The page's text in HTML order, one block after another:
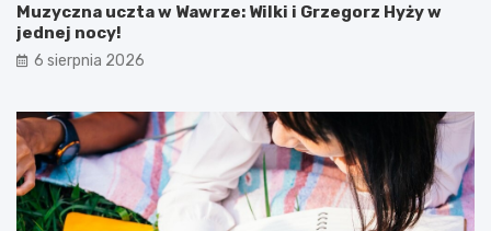
Muzyczna uczta w Wawrze: Wilki i Grzegorz Hyży w
jednej nocy!
6 sierpnia 2026